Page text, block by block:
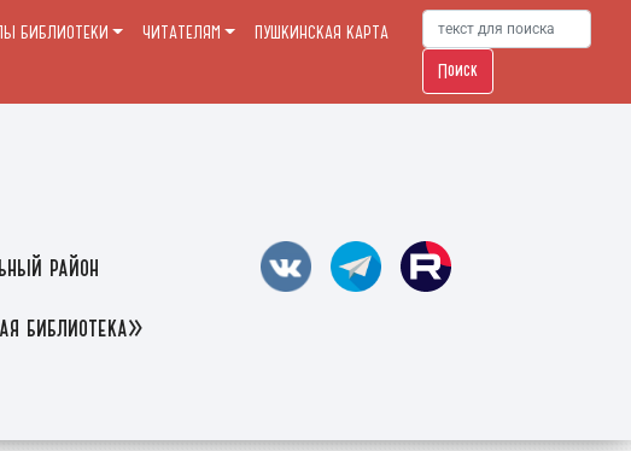
район
библиотека»
БИБЛИОТЕКИ ЧИТАТЕЛЯМ
ПУШКИНСКАЯ КАРТА
Поиск